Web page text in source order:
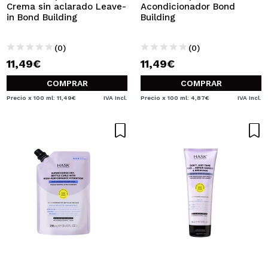
Crema sin aclarado Leave-
in Bond Building
(0)
11,49€
COMPRAR
Precio x 100 ml: 11,49€ IVA Incl.
Acondicionador Bond
Building
(0)
11,49€
COMPRAR
Precio x 100 ml: 4,87€ IVA Incl.